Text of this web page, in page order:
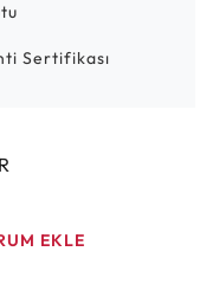
Sertifikası
EKLE